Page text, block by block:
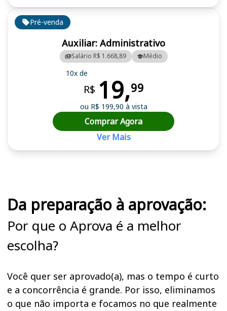
Pré-venda
Auxiliar: Administrativo
Salário R$ 1.668,89 Médio
10x de
R$ 19,99
ou R$ 199,90 à vista
Comprar Agora
Ver Mais
Da preparação à aprovação:
Por que o Aprova é a melhor
escolha?
Você quer ser aprovado(a), mas o tempo é curto
e a concorrência é grande. Por isso, eliminamos
o que não importa e focamos no que realmente